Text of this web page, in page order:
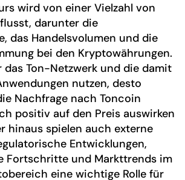
wird von einer Vielzahl von
darunter die
das Handelsvolumen und die
bei den Kryptowährungen.
das Ton-Netzwerk und die damit
nutzen, desto
Nachfrage nach Toncoin
positiv auf den Preis auswirken
hinaus spielen auch externe
Entwicklungen,
Fortschritte und Markttrends im
eine wichtige Rolle für